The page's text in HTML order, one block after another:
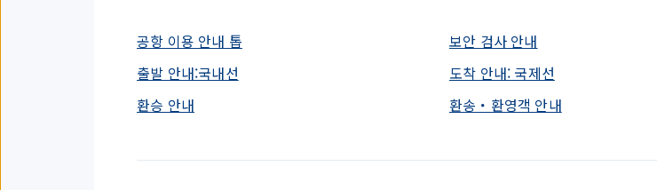
공항 이용 안내 톱 보안 검사 안내
출발 안내:국내선
도착 안내: 국제선
환승 안내
환송・환영객 안내